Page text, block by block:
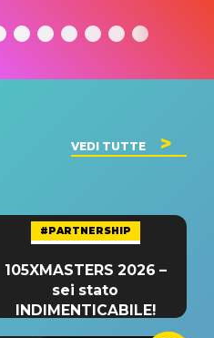
del singolo
VEDI TUTTE
#PARTNERSHIP
105XMASTERS 2026 –
sei stato
INDIMENTICABILE!